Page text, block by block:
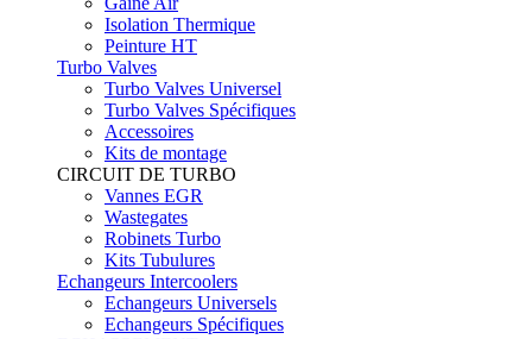
Isolation Thermique
Peinture HT
Turbo Valves
Turbo Valves Universel
Turbo Valves Spécifiques
Accessoires
Kits de montage
CIRCUIT DE TURBO
Vannes EGR
Wastegates
Robinets Turbo
Kits Tubulures
Echangeurs Intercoolers
Echangeurs Universels
Echangeurs Spécifiques